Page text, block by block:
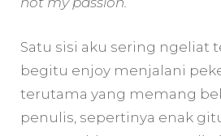
Satu sisi aku sering ngeliat
begitu enjoy menjalani
terutama yang memang
penulis, sepertinya enak